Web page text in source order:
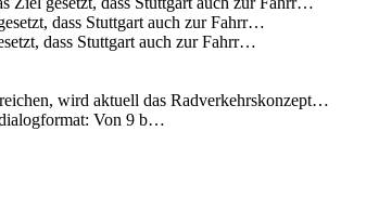
dass Stuttgart auch zur Fahrr…
dass Stuttgart auch zur Fahrr…
wird aktuell das Radverkehrskonzept…
Von 9 b…